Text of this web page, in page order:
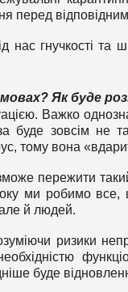
перед
нас гнучкості
? Як буде
Важко
буде зовсім не
тому вона
пережити
ми робимо все,
але й людей.
ризики
буде